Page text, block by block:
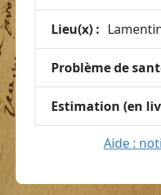
Lieu(x) :
Problème de
Estimation (en
Aide :